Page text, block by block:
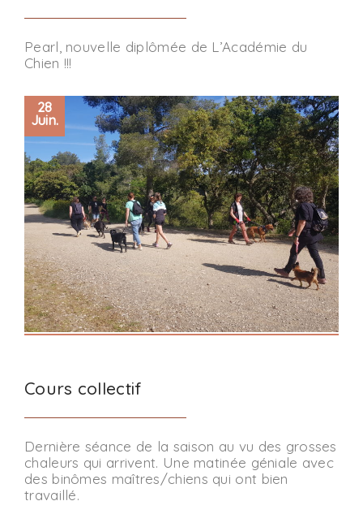
Pearl, nouvelle diplômée de L’Académie du
Chien !!!
Cours collectif
28
Juin.
Dernière séance de la saison au vu des grosses
chaleurs qui arrivent. Une matinée géniale avec
des binômes maîtres/chiens qui ont bien
travaillé.